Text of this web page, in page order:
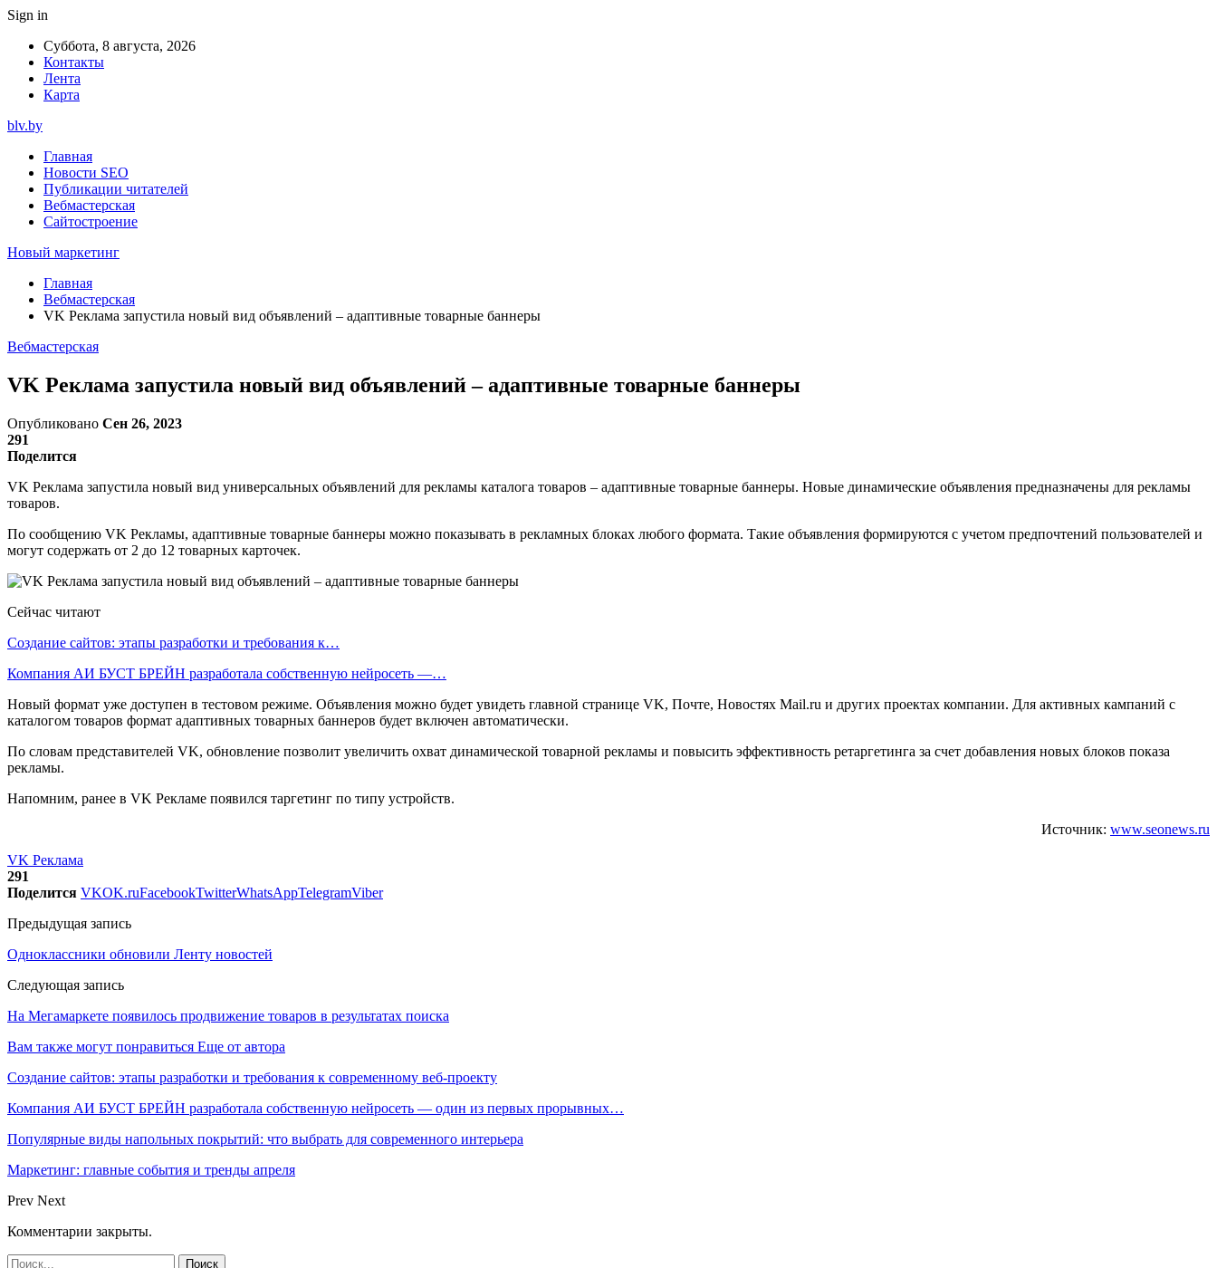
Sign in
Суббота, 8 августа, 2026
Контакты
Лента
Карта
blv.by
Главная
Новости SEO
Публикации читателей
Вебмастерская
Сайтостроение
Новый маркетинг
Главная
Вебмастерская
VK Реклама запустила новый вид объявлений – адаптивные товарные баннеры
Вебмастерская
VK Реклама запустила новый вид объявлений – адаптивные товарные баннеры
Опубликовано Сен 26, 2023
291
Поделится
VK Реклама запустила новый вид универсальных объявлений для рекламы каталога товаров – адаптивные товарные баннеры. Новые динамические объявления предназначены для рекламы
товаров.
По сообщению VK Рекламы, адаптивные товарные баннеры можно показывать в рекламных блоках любого формата. Такие объявления формируются с учетом предпочтений пользователей и
могут содержать от 2 до 12 товарных карточек.
Сейчас читают
Создание сайтов: этапы разработки и требования к…
Компания АИ БУСТ БРЕЙН разработала собственную нейросеть —…
Новый формат уже доступен в тестовом режиме. Объявления можно будет увидеть главной странице VK, Почте, Новостях Mail.ru и других проектах компании. Для активных кампаний с
каталогом товаров формат адаптивных товарных баннеров будет включен автоматически.
По словам представителей VK, обновление позволит увеличить охват динамической товарной рекламы и повысить эффективность ретаргетинга за счет добавления новых блоков показа
рекламы.
Напомним, ранее в VK Рекламе появился таргетинг по типу устройств.
Источник: www.seonews.ru
VK Реклама
291
Поделится VKOK.ruFacebookTwitterWhatsAppTelegramViber
Предыдущая запись
Одноклассники обновили Ленту новостей
Следующая запись
На Мегамаркете появилось продвижение товаров в результатах поиска
Вам также могут понравиться Еще от автора
Создание сайтов: этапы разработки и требования к современному веб-проекту
Компания АИ БУСТ БРЕЙН разработала собственную нейросеть — один из первых прорывных…
Популярные виды напольных покрытий: что выбрать для современного интерьера
Маркетинг: главные события и тренды апреля
Prev Next
Комментарии закрыты.